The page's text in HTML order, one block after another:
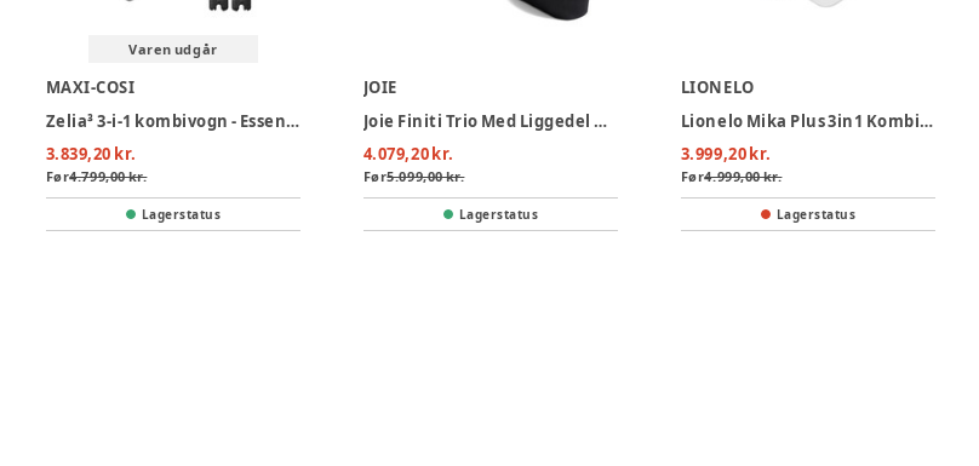
Varen udgår
MAXI-COSI
Zelia³ 3-i-1 kombivogn - Essential Black
3.839,20 kr.
Før4.799,00 kr.
Lagerstatus
JOIE
Joie Finiti Trio Med Liggedel Og Autostol - Signature - Eclipse
4.079,20 kr.
Før5.099,00 kr.
Lagerstatus
LIONELO
Lionelo Mika Plus 3in1 Kombivogn - Mocha Mousse
3.999,20 kr.
Før4.999,00 kr.
Lagerstatus